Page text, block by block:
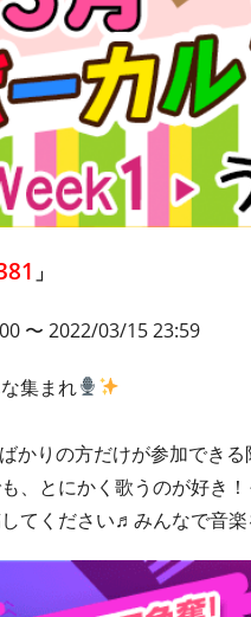
」
〜 2022/03/15 23:59
集まれ
かりの方だけが参加でき
、とにかく歌うのが好き
てください♬みんなで音楽